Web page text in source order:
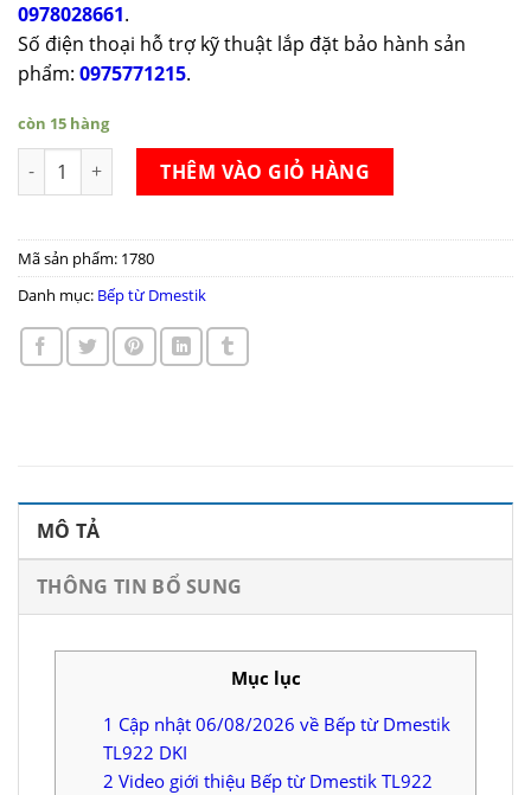
0978028661.
Số điện thoại hỗ trợ kỹ thuật lắp đặt bảo hành sản
phẩm: 0975771215.
còn 15 hàng
Bếp từ Dmestik TL922 DKI số lượng
THÊM VÀO GIỎ HÀNG
Mã sản phẩm: 1780
Danh mục: Bếp từ Dmestik
MÔ TẢ
THÔNG TIN BỔ SUNG
Mục lục
1 Cập nhật 06/08/2026 về Bếp từ Dmestik
TL922 DKI
2 Video giới thiệu Bếp từ Dmestik TL922